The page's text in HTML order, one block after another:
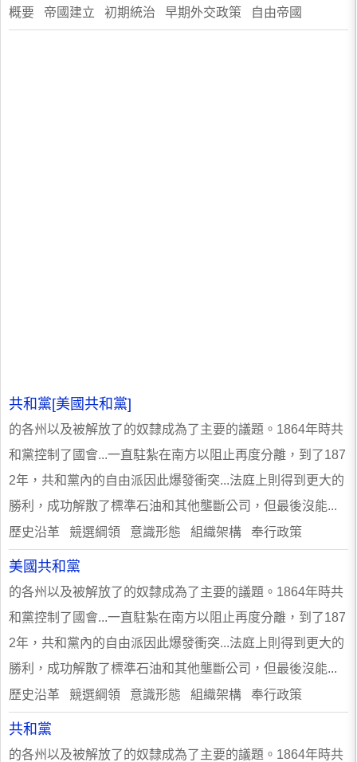
概要 帝國建立 初期統治 早期外交政策 自由帝國
共和黨[美國共和黨]
的各州以及被解放了的奴隸成為了主要的議題。1864年時共
和黨控制了國會...一直駐紮在南方以阻止再度分離，到了187
2年，共和黨內的自由派因此爆發衝突...法庭上則得到更大的
勝利，成功解散了標準石油和其他壟斷公司，但最後沒能...
歷史沿革 競選綱領 意識形態 組織架構 奉行政策
美國共和黨
的各州以及被解放了的奴隸成為了主要的議題。1864年時共
和黨控制了國會...一直駐紮在南方以阻止再度分離，到了187
2年，共和黨內的自由派因此爆發衝突...法庭上則得到更大的
勝利，成功解散了標準石油和其他壟斷公司，但最後沒能...
歷史沿革 競選綱領 意識形態 組織架構 奉行政策
共和黨
的各州以及被解放了的奴隸成為了主要的議題。1864年時共